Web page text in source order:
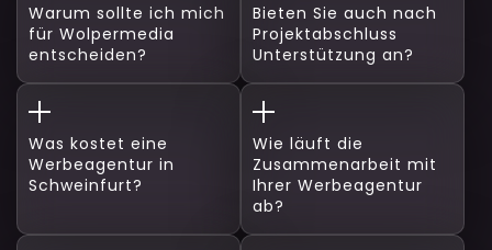
Warum sollte ich mich
für Wolpermedia
entscheiden?
Bieten Sie auch nach
Projektabschluss
Unterstützung an?
Was kostet eine
Werbeagentur in
Schweinfurt?
Wie läuft die
Zusammenarbeit mit
Ihrer Werbeagentur
ab?